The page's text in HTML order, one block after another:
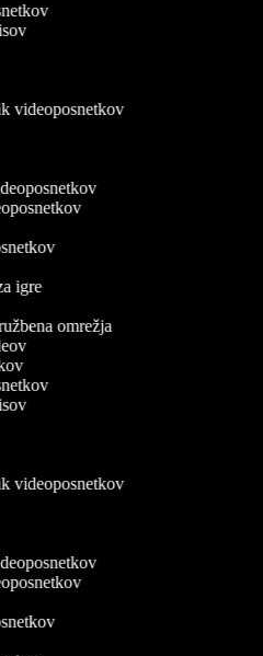
videoposnetkov
igre
omrežja
videoposnetkov